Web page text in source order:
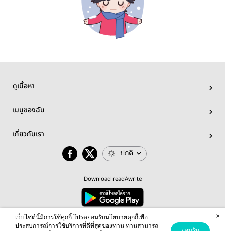
ดูเนื้อหา
เมนูของฉัน
เกี่ยวกับเรา
ปกติ
Download readAwrite
© 2026 readAwrite.com by MEB Corporation Public Company Limited
This site is protected by reCAPTCHA and the Google Privacy Policy Terms of Serviceapply.
เว็บไซต์นี้มีการใช้คุกกี้ โปรดยอมรับนโยบายคุกกี้เพื่อ
ประสบการณ์การใช้บริการที่ดีที่สุดของท่าน ท่านสามารถ
×